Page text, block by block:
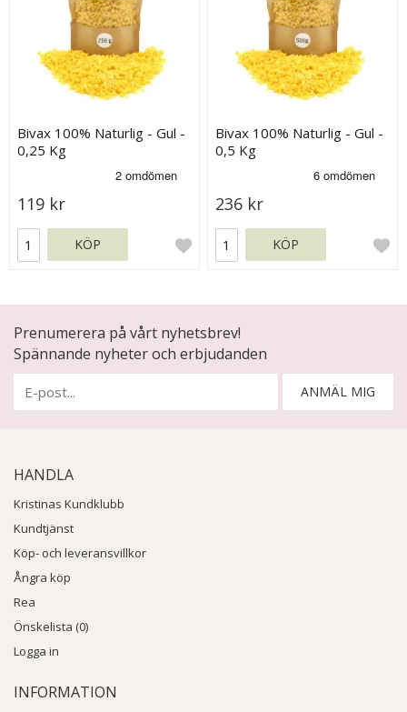
Bivax 100% Naturlig - Gul -
0,25 Kg
119 kr
KÖP
Bivax 100% Naturlig - Gul -
0,5 Kg
236 kr
KÖP
Prenumerera på vårt nyhetsbrev!
Spännande nyheter och erbjudanden
ANMÄL MIG
HANDLA
Kristinas Kundklubb
Kundtjänst
Köp- och leveransvillkor
Ångra köp
Rea
Önskelista (0)
Logga in
INFORMATION